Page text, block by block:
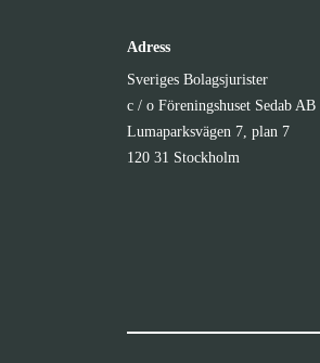
Adress
Sveriges Bolagsjurister
c / o Föreningshuset Sedab AB
Lumaparksvägen 7, plan 7
120 31 Stockholm